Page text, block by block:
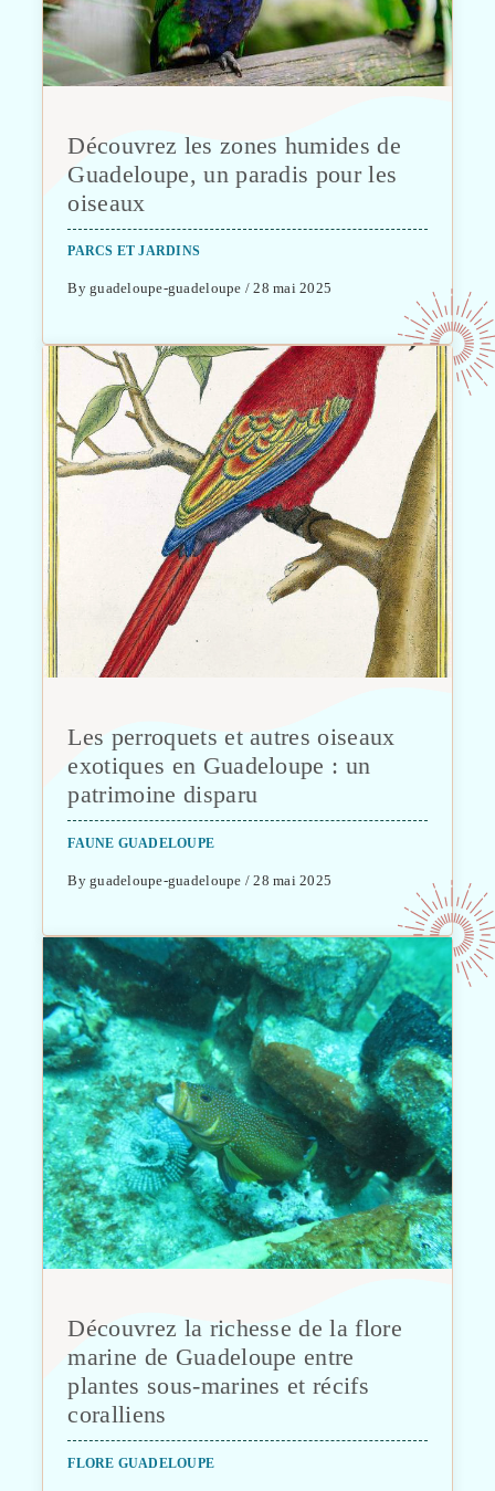
Découvrez les zones humides de
Guadeloupe, un paradis pour les
oiseaux
PARCS ET JARDINS
By guadeloupe-guadeloupe / 28 mai 2025
Les perroquets et autres oiseaux
exotiques en Guadeloupe : un
patrimoine disparu
FAUNE GUADELOUPE
By guadeloupe-guadeloupe / 28 mai 2025
Découvrez la richesse de la flore
marine de Guadeloupe entre
plantes sous-marines et récifs
coralliens
FLORE GUADELOUPE